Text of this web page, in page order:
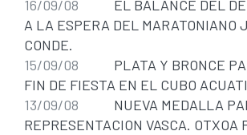
16/09/08 EL BALANCE DEL
A LA ESPERA DEL MARATONIANO
CONDE.
15/09/08 PLATA Y BRONCE
FIN DE FIESTA EN EL CUBO
13/09/08 NUEVA MEDALLA
REPRESENTACION VASCA. OTXOA